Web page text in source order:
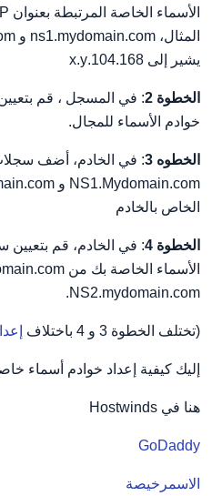
يشير إلى 104.168.x.y
الخطوة 2
: في المسجل ، قم
خوادم الأسماء للمجال.
الخطوه 3
: في الخادم، أضف
الخاص بالخادم
الخطوة 4
NS2.mydomain.com.
(تختلف الخطوة 3 و 4 باختلاف
إليك كيفية إعداد خوادم أسماء
هنا في Hostwinds
GoDaddy
الاسمرخيصة